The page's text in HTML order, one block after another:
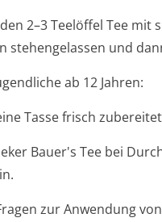
2–3 Teelöffel Tee
stehengelassen und
ab 12 Jahren:
Tasse frisch
Bauer's Tee bei
zur Anwendung